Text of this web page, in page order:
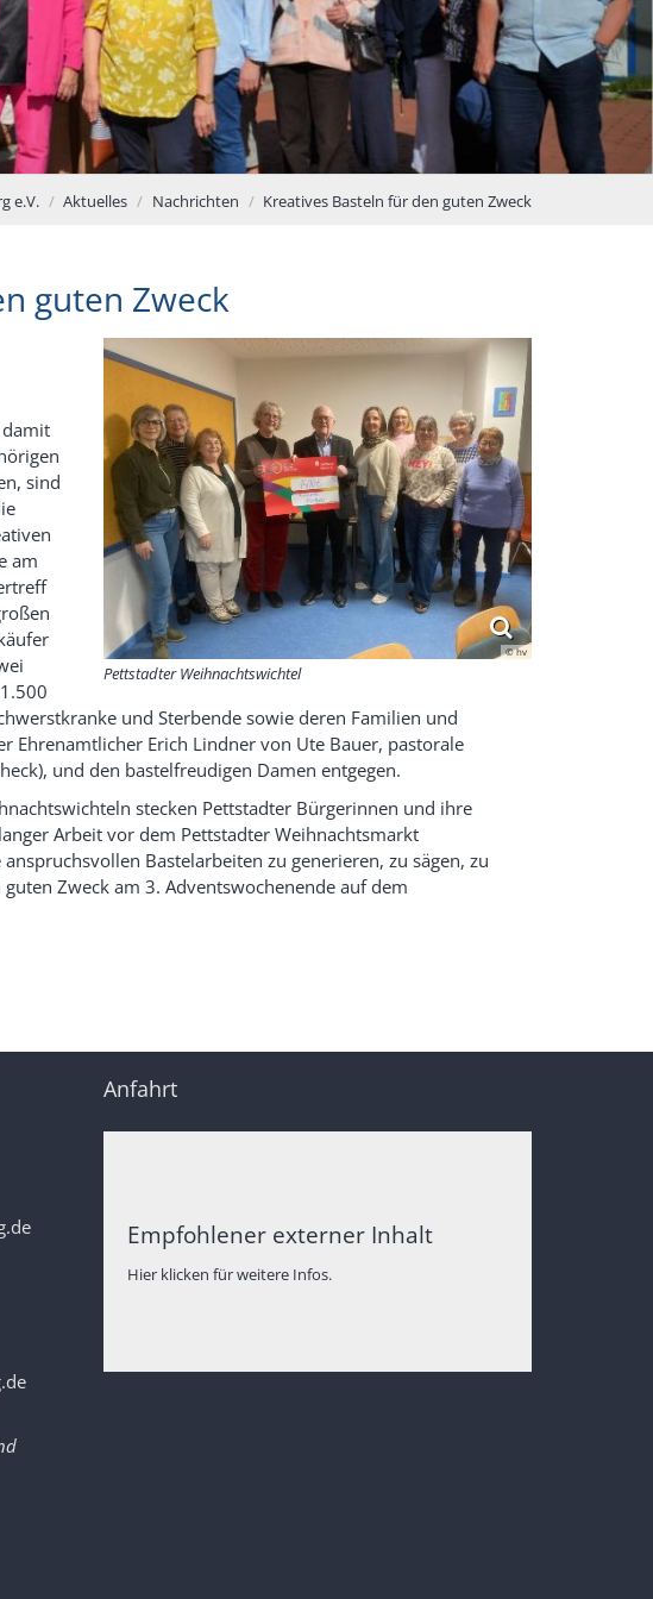
e.V. Aktuelles Nachrichten Kreatives Basteln für den guten Zweck
guten Zweck
© hv
Pettstadter Weihnachtswichtel
damit
sind
am
und Sterbende sowie deren Familien und
Ehrenamtlicher Erich Lindner von Ute Bauer, pastorale
und den bastelfreudigen Damen entgegen.
stecken Pettstadter Bürgerinnen und ihre
Arbeit vor dem Pettstadter Weihnachtsmarkt
Bastelarbeiten zu generieren, zu sägen, zu
Zweck am 3. Adventswochenende auf dem
Anfahrt
Empfohlener externer Inhalt
Hier klicken für weitere Infos.